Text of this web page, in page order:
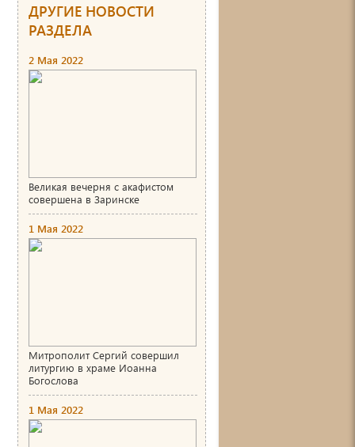
ДРУГИЕ НОВОСТИ
РАЗДЕЛА
2 Мая 2022
Великая вечерня с акафистом
совершена в Заринске
1 Мая 2022
Митрополит Сергий совершил
литургию в храме Иоанна
Богослова
1 Мая 2022